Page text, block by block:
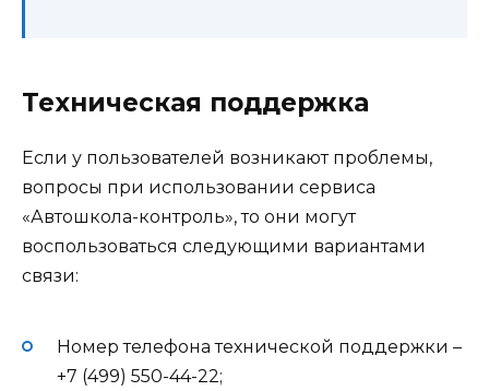
Техническая поддержка
Если у пользователей возникают проблемы,
вопросы при использовании сервиса
«Автошкола-контроль», то они могут
воспользоваться следующими вариантами
связи:
Номер телефона технической поддержки –
+7 (499) 550-44-22;